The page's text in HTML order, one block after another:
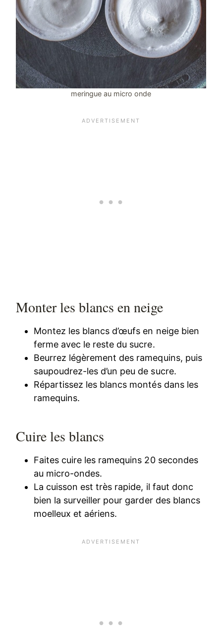
meringue au micro onde
Monter les blancs en neige
Montez les blancs d’œufs en neige bien
ferme avec le reste du sucre.
Beurrez légèrement des ramequins, puis
saupoudrez-les d’un peu de sucre.
Répartissez les blancs montés dans les
ramequins.
Cuire les blancs
Faites cuire les ramequins 20 secondes
au micro-ondes.
La cuisson est très rapide, il faut donc
bien la surveiller pour garder des blancs
moelleux et aériens.